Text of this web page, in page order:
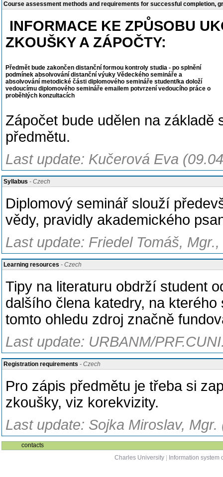
Course assessment methods and requirements for successful completion,
INFORMACE KE ZPŮSOBU
ZKOUŠKY A ZÁPOČTY:
Předmět bude zakončen distanční formou kontroly studia - po splnění
podmínek absolvování distanční výuky Vědeckého semináře a
absolvování metodické části diplomového semináře student/ka doloží
vedoucímu diplomového semináře emailem potvrzení vedoucího práce o
proběhlých konzultacích
Zápočet bude udělen na
předmětu.
Last update: Kučerová Eva
Syllabus - Czech
Diplomový seminář slouží
vědy, pravidly akademického
Last update: Friedel Tomáš,
Learning resources - Czech
Tipy na literaturu obdrží student
dalšího člena katedry, na
tomto ohledu zdroj značně
Last update: URBANM/
Registration requirements - Czech
Pro zápis předmětu je třeba si
zkoušky, viz korekvizity.
Last update: Sojka Miroslav, Mgr.
contacts
Charles University
Information